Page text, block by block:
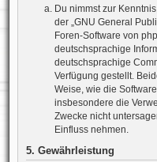
Du nimmst zur
der „ GNU General
Foren-Software von
deutschsprachige
deutschsprachige
Verfügung gestellt.
Weise, wie die
insbesondere die
Zwecke nicht
Einfluss nehmen.
5. Gewährleistung